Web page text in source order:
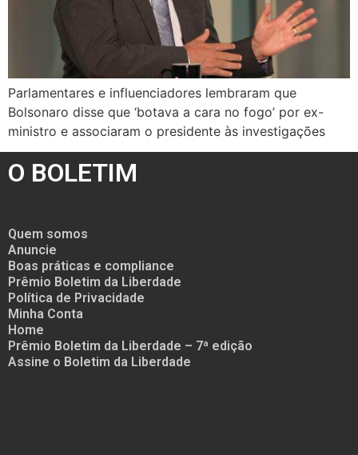
Parlamentares e influenciadores lembraram que
Bolsonaro disse que ‘botava a cara no fogo’ por ex-
ministro e associaram o presidente às investigações
O BOLETIM
Quem somos
Anuncie
Boas práticas e compliance
Prêmio Boletim da Liberdade
Política de Privacidade
Minha Conta
Home
Prêmio Boletim da Liberdade – 7ª edição
Assine o Boletim da Liberdade